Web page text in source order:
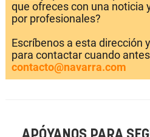
que ofreces con una noticia
por profesionales?
Escríbenos a esta dirección
para contactar cuando
contacto@navarra.com